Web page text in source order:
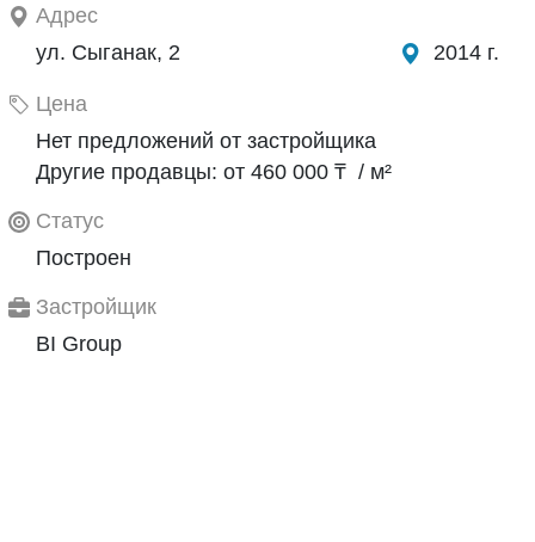
Адрес
ул. Сыганак, 2
2014 г.
Цена
Нет предложений от застройщика
Другие продавцы: от 460 000 ₸ / м²
Статус
Построен
Застройщик
BI Group